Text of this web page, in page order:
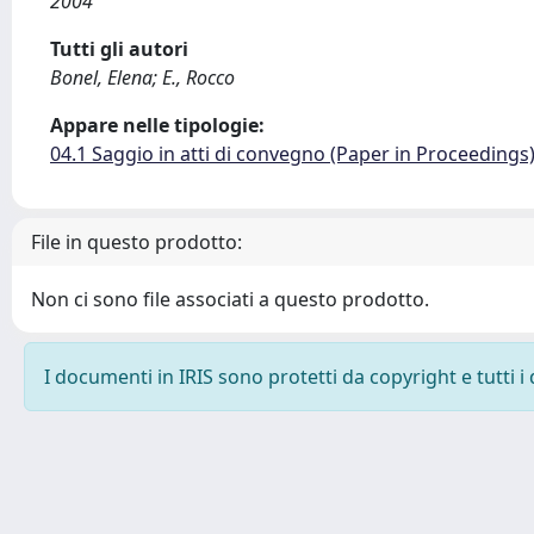
Tutti gli autori
Bonel, Elena; E., Rocco
Appare nelle tipologie:
04.1 Saggio in atti di convegno (Paper in Proceedings)
File in questo prodotto:
Non ci sono file associati a questo prodotto.
I documenti in IRIS sono protetti da copyright e tutti